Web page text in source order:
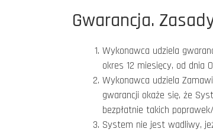
Gwarancja.
Wykonawca udziela
okres 12 miesięcy, od dnia
Wykonawca udziela
gwarancji okaże się, że
bezpłatnie takich
System nie jest wadliwy,